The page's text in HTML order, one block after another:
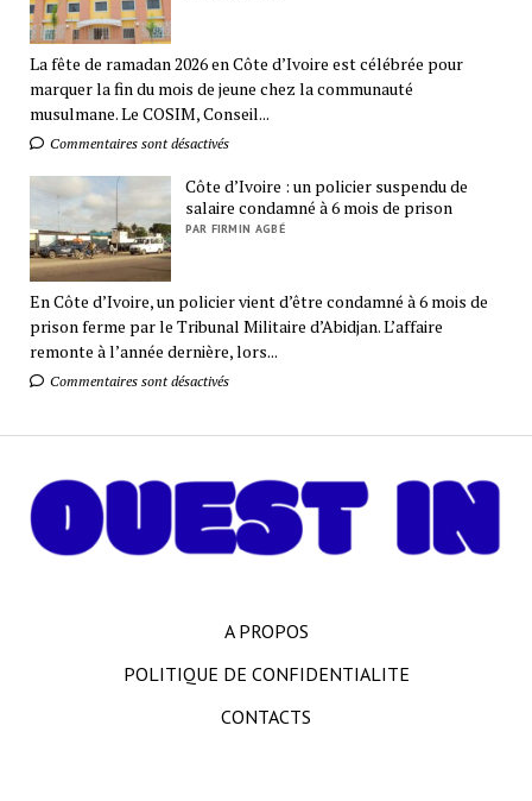
La fête de ramadan 2026 en Côte d’Ivoire est célébrée pour
marquer la fin du mois de jeune chez la communauté
musulmane. Le COSIM, Conseil...
Commentaires sont désactivés
Côte d’Ivoire : un policier suspendu de
salaire condamné à 6 mois de prison
PAR FIRMIN AGBÉ
En Côte d’Ivoire, un policier vient d’être condamné à 6 mois de
prison ferme par le Tribunal Militaire d’Abidjan. L’affaire
remonte à l’année dernière, lors...
Commentaires sont désactivés
A PROPOS
POLITIQUE DE CONFIDENTIALITE
CONTACTS